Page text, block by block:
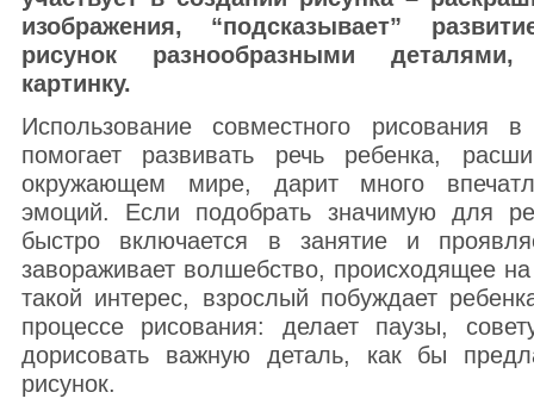
изображения, “подсказывает”
рисунок разнообразными
картинку.
Использование совместного
помогает развивать речь ребенка,
окружающем мире, дарит много
эмоций. Если подобрать значимую для
быстро включается в занятие и
завораживает волшебство, происходящее
такой интерес, взрослый побуждает
процессе рисования: делает паузы,
дорисовать важную деталь, как бы
рисунок.